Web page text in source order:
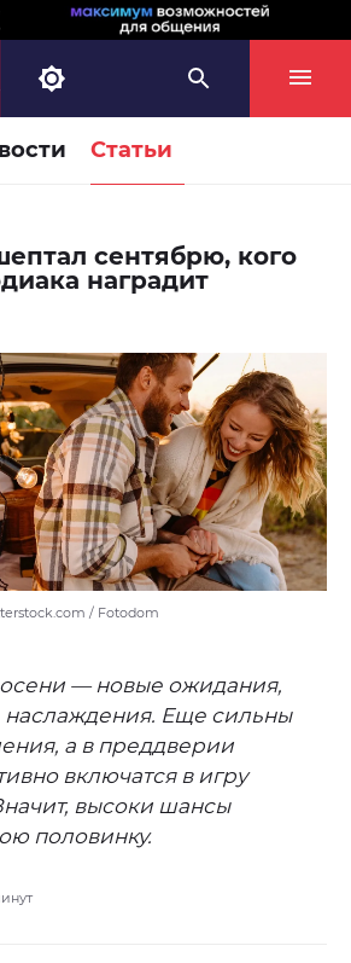
Статьи
сентябрю, кого
наградит
/ Fotodom
— новые ожидания,
Еще сильны
а в преддверии
включатся в игру
высоки шансы
половинку.